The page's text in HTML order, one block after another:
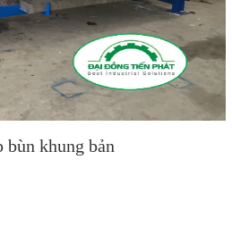
bùn khung bản